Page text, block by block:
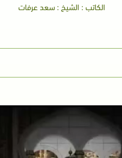
الكاتب : الشيخ : سعد عرفات